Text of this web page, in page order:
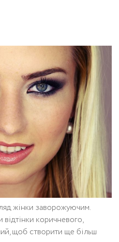
жінки заворожуючим.
коричневого,
щоб створити ще більш